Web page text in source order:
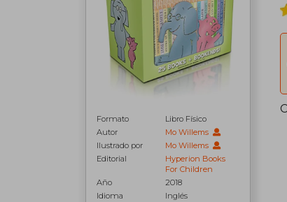
Formato
Libro Físico
Autor
Mo Willems
Ilustrado por
Mo Willems
Editorial
Hyperion Books
For Children
Año
2018
Idioma
Inglés